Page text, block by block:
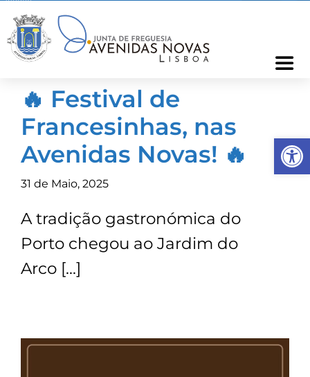
content
Freguesia
Cartão Freguês
Informações
Notícias
🔥 Festival de
Francesinhas, nas
Avenidas Novas! 🔥
31 de Maio, 2025
A tradição gastronómica do
Porto chegou ao Jardim do
Arco […]